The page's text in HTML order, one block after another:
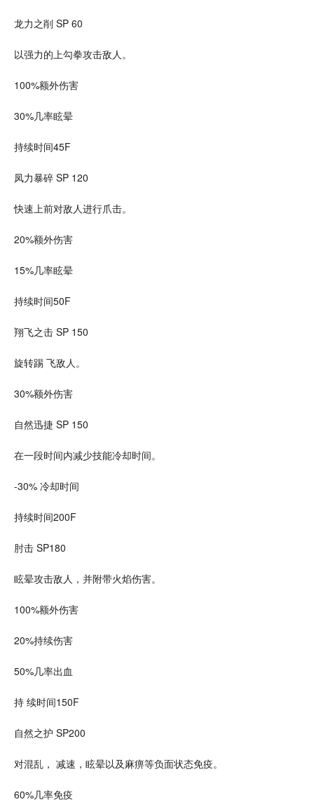
龙力之削 SP 60
以强力的上勾拳攻击敌人。
100%额外伤害
30%几率眩晕
持续时间45F
凤力暴碎 SP 120
快速上前对敌人进行爪击。
20%额外伤害
15%几率眩晕
持续时间50F
翔飞之击 SP 150
旋转踢 飞敌人。
30%额外伤害
自然迅捷 SP 150
在一段时间内减少技能冷却时间。
-30% 冷却时间
持续时间200F
肘击 SP180
眩晕攻击敌人，并附带火焰伤害。
100%额外伤害
20%持续伤害
50%几率出血
持 续时间150F
自然之护 SP200
对混乱， 减速，眩晕以及麻痹等负面状态免疫。
60%几率免疫